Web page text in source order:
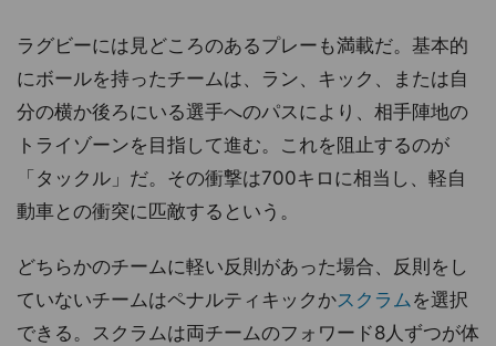
ラグビーには見どころのあるプレーも満載だ。基本的
にボールを持ったチームは、ラン、キック、または自
分の横か後ろにいる選手へのパスにより、相手陣地の
トライゾーンを目指して進む。これを阻止するのが
「タックル」だ。その衝撃は700キロに相当し、軽自
動車との衝突に匹敵するという。
どちらかのチームに軽い反則があった場合、反則をし
ていないチームはペナルティキックかスクラムを選択
できる。スクラムは両チームのフォワード8人ずつが体